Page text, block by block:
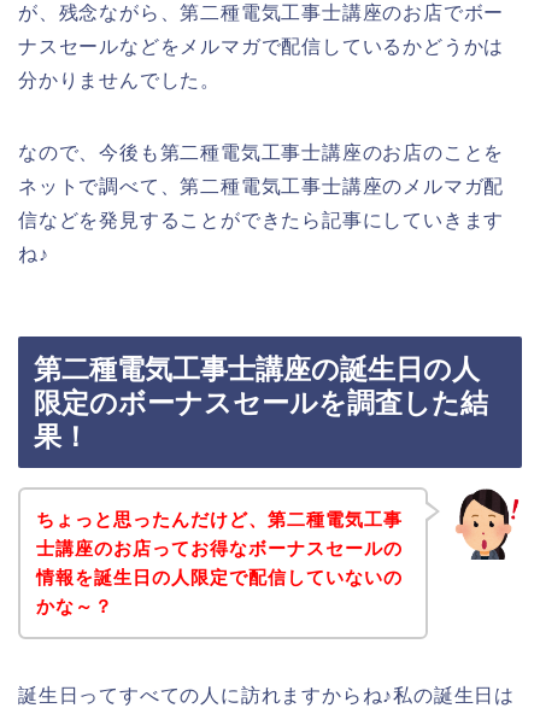
が、残念ながら、第二種電気工事士講座のお店でボー
ナスセールなどをメルマガで配信しているかどうかは
分かりませんでした。
なので、今後も第二種電気工事士講座のお店のことを
ネットで調べて、第二種電気工事士講座のメルマガ配
信などを発見することができたら記事にしていきます
ね♪
第二種電気工事士講座の誕生日の人
限定のボーナスセールを調査した結
果！
ちょっと思ったんだけど、第二種電気工事
士講座のお店ってお得なボーナスセールの
情報を誕生日の人限定で配信していないの
かな～？
誕生日ってすべての人に訪れますからね♪私の誕生日は